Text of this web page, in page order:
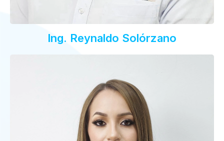
Ing. Reynaldo Solórzano